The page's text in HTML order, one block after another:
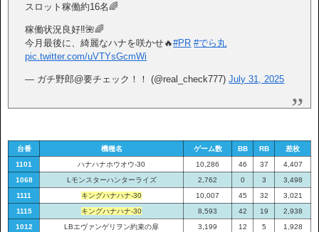
スロット稼働約16名🌈
稼働状況良好‼️🌺🌈
今月最後に、綺麗なハナを咲かせ🔥#PR #でら丸
pic.twitter.com/uVTYsGcmWi
— ガチ野郎@要チェック！！ (@real_check777)July 31, 2025
台番 機種名 ゲーム数 BB RB
差枚
1101
ハナハナホウオウ-30 10,286 46 37
4,407
1068
Lモンスターハンターライズ 2,762 0 3
3,498
1111
キングハナハナ-30 10,007 45 32
3,021
1115
キングハナハナ-30 8,593 42 19
2,938
1012
LBエヴァンゲリヲン約束の扉 3,199 12 5
1,928